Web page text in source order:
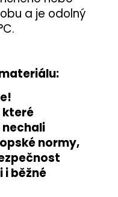
a je odolný
které
normy,
běžné